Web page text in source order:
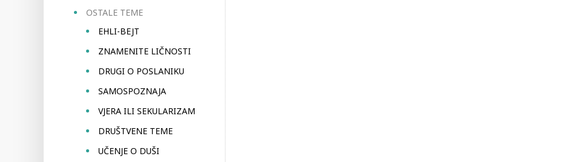
OSTALE TEME
EHLI-BEJT
ZNAMENITE LIČNOSTI
DRUGI O POSLANIKU
SAMOSPOZNAJA
VJERA ILI SEKULARIZAM
DRUŠTVENE TEME
UČENJE O DUŠI